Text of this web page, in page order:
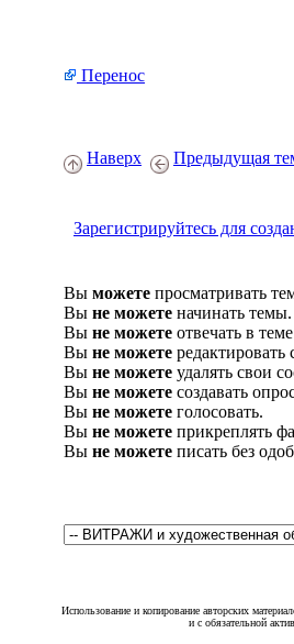
Перенос
Наверх Предыдущая
Зарегистрируйтесь для
Вы можете просматривать
Вы не можете начинать темы.
Вы не можете отвечать в
Вы не можете
Вы не можете удалять свои
Вы не можете создавать
Вы не можете голосовать.
Вы не можете прикреплять
Вы не можете писать без
Использование и копирование авторских
и с обязательной